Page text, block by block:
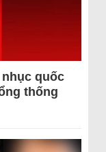
quốc
thống